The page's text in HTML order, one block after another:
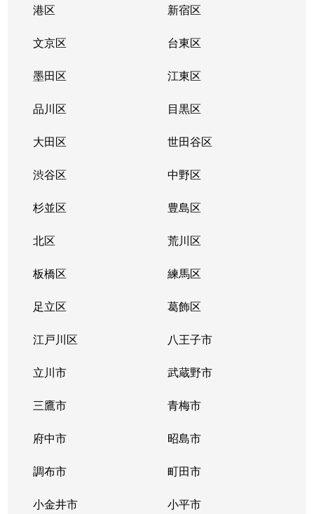
港区 新宿区
文京区 台東区
墨田区 江東区
品川区 目黒区
大田区 世田谷区
渋谷区 中野区
杉並区 豊島区
北区 荒川区
板橋区 練馬区
足立区 葛飾区
江戸川区 八王子市
立川市 武蔵野市
三鷹市 青梅市
府中市 昭島市
調布市 町田市
小金井市 小平市